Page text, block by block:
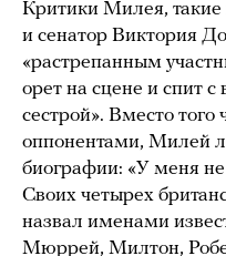
Критики Милея, такие
и сенатор Виктория
«растрепанным
орет на сцене и спит
сестрой». Вместо
оппонентами, Милей
биографии: «У меня не
Своих четырех
назвал именами
Мюррей, Милтон,